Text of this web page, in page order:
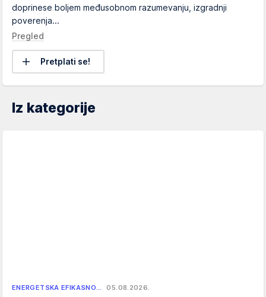
doprinese boljem međusobnom razumevanju, izgradnji
poverenja...
Pregled
Pretplati se!
Iz kategorije
ENERGETSKA EFIKASNO… 05.08.2026.